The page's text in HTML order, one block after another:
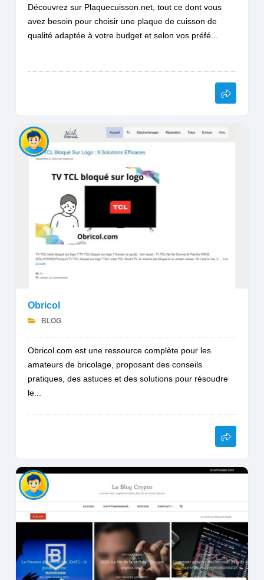
Découvrez sur Plaquecuisson.net, tout ce dont vous
avez besoin pour choisir une plaque de cuisson de
qualité adaptée à votre budget et selon vos préfé...
Obricol
BLOG
Obricol.com est une ressource complète pour les
amateurs de bricolage, proposant des conseils
pratiques, des astuces et des solutions pour résoudre
le...